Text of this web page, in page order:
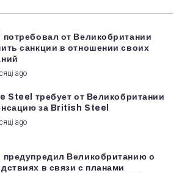
потребовал от Великобритании
санкции в отношении своих
ago
Steel требует от Великобритании
за British Steel
ago
предупредил Великобританию о
в связи с планами